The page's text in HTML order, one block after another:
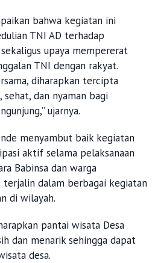
bahwa kegiatan ini
TNI AD terhadap
upaya mempererat
TNI dengan rakyat.
diharapkan tercipta
dan nyaman bagi
ujarnya.
menyambut baik kegiatan
aktif selama pelaksanaan
Babinsa dan warga
dalam berbagai kegiatan
di wilayah.
pantai wisata Desa
dan menarik sehingga dapat
desa.